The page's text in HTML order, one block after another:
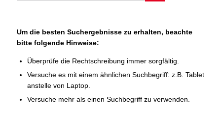
Um die besten Suchergebnisse zu erhalten, beachte
bitte folgende Hinweise:
Überprüfe die Rechtschreibung immer sorgfältig.
Versuche es mit einem ähnlichen Suchbegriff: z.B. Tablet
anstelle von Laptop.
Versuche mehr als einen Suchbegriff zu verwenden.